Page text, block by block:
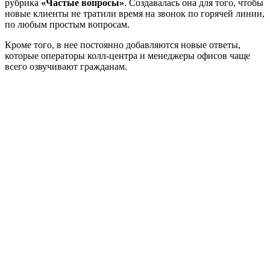
рубрика «Частые вопросы». Создавалась она для того, чтобы
новые клиенты не тратили время на звонок по горячей линии,
по любым простым вопросам.
Кроме того, в нее постоянно добавляются новые ответы,
которые операторы колл-центра и менеджеры офисов чаще
всего озвучивают гражданам.